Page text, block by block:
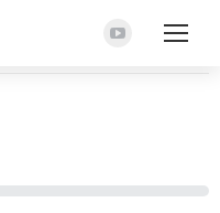
YouTube
Seite
neuen